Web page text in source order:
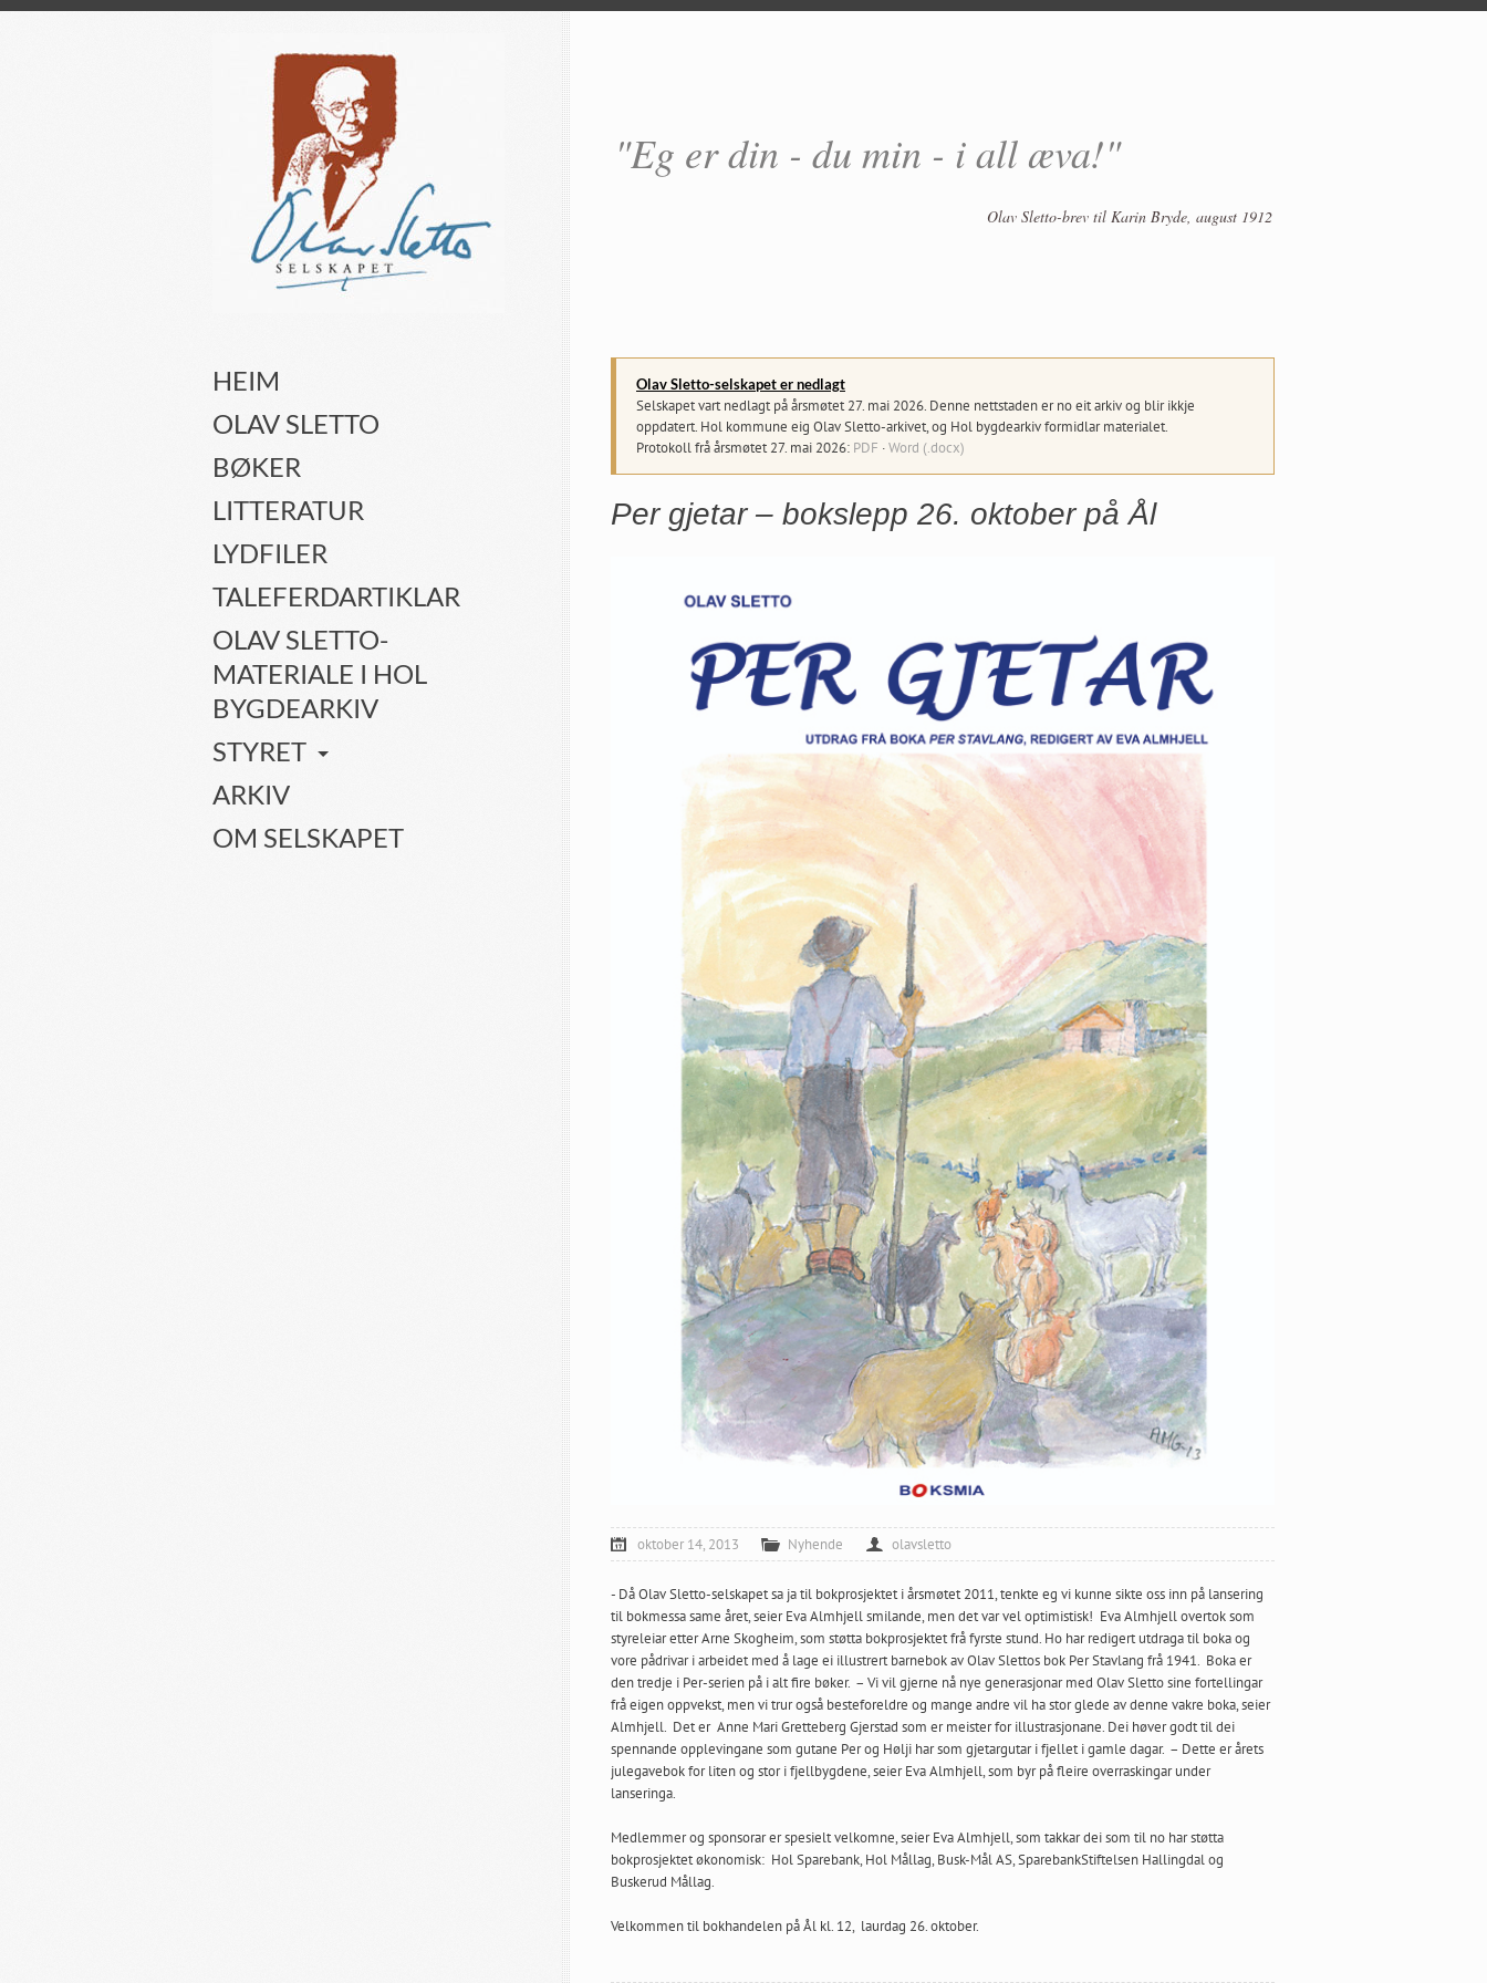
"Eg er din - du min - i all æva!"
Olav Sletto-brev til Karin Bryde, august 1912
Olav Sletto-selskapet er nedlagt
Selskapet vart nedlagt på årsmøtet 27. mai 2026. Denne nettstaden er no eit arkiv og blir ikkje
oppdatert. Hol kommune eig Olav Sletto-arkivet, og Hol bygdearkiv formidlar materialet.
Protokoll frå årsmøtet 27. mai 2026: PDF ·Word (.docx)
Per gjetar – bokslepp 26. oktober på Ål
oktober 14, 2013 Nyhende olavsletto
- Då Olav Sletto-selskapet sa ja til bokprosjektet i årsmøtet 2011, tenkte eg vi kunne sikte oss inn på lansering
til bokmessa same året, seier Eva Almhjell smilande, men det var vel optimistisk! Eva Almhjell overtok som
styreleiar etter Arne Skogheim, som støtta bokprosjektet frå fyrste stund. Ho har redigert utdraga til boka og
vore pådrivar i arbeidet med å lage ei illustrert barnebok av Olav Slettos bok Per Stavlang frå 1941. Boka er
den tredje i Per-serien på i alt fire bøker. – Vi vil gjerne nå nye generasjonar med Olav Sletto sine fortellingar
frå eigen oppvekst, men vi trur også besteforeldre og mange andre vil ha stor glede av denne vakre boka, seier
Almhjell. Det er Anne Mari Gretteberg Gjerstad som er meister for illustrasjonane. Dei høver godt til dei
spennande opplevingane som gutane Per og Hølji har som gjetargutar i fjellet i gamle dagar. – Dette er årets
julegavebok for liten og stor i fjellbygdene, seier Eva Almhjell, som byr på fleire overraskingar under
lanseringa.
Medlemmer og sponsorar er spesielt velkomne, seier Eva Almhjell, som takkar dei som til no har støtta
bokprosjektet økonomisk: Hol Sparebank, Hol Mållag, Busk-Mål AS, SparebankStiftelsen Hallingdal og
Buskerud Mållag.
Velkommen til bokhandelen på Ål kl. 12, laurdag 26. oktober.
HEIM
OLAV SLETTO
BØKER
LITTERATUR
LYDFILER
TALEFERDARTIKLAR
OLAV SLETTO-
MATERIALE I HOL
BYGDEARKIV
STYRET
ARKIV
OM SELSKAPET